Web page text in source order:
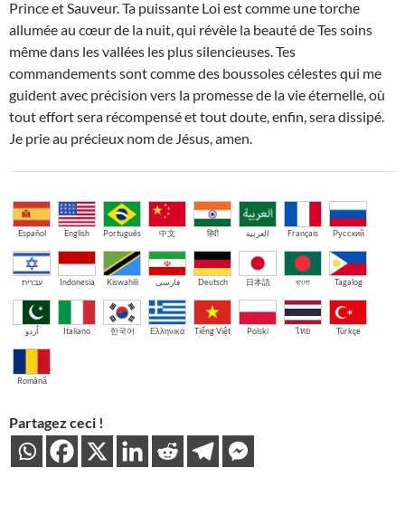
Prince et Sauveur. Ta puissante Loi est comme une torche
allumée au cœur de la nuit, qui révèle la beauté de Tes soins
même dans les vallées les plus silencieuses. Tes
commandements sont comme des boussoles célestes qui me
guident avec précision vers la promesse de la vie éternelle, où
tout effort sera récompensé et tout doute, enfin, sera dissipé.
Je prie au précieux nom de Jésus, amen.
Español English Português 中文 हिंदी العربية Français Русский
עברית Indonesia Kiswahili فارسی Deutsch 日本語 বাংলা Tagalog
اُردو Italiano 한국어 Ελληνικά Tiếng Việt Polski ไทย Türkçe
Română
Partagez ceci !